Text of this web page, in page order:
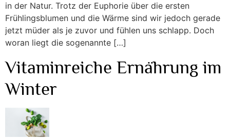
in der Natur. Trotz der Euphorie über die ersten
Frühlingsblumen und die Wärme sind wir jedoch gerade
jetzt müder als je zuvor und fühlen uns schlapp. Doch
woran liegt die sogenannte […]
Vitaminreiche Ernährung im
Winter